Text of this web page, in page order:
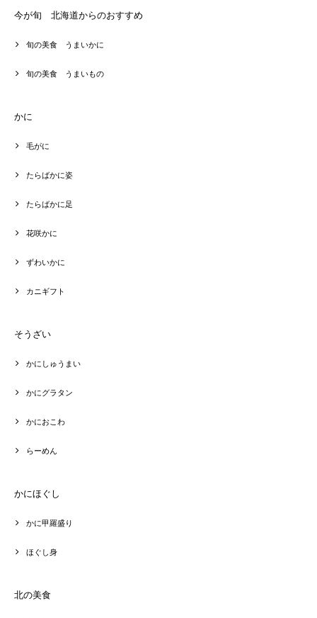
今が旬 北海道からのおすすめ
旬の美食 うまいかに
旬の美食 うまいもの
かに
毛がに
たらばかに姿
たらばかに足
花咲かに
ずわいかに
カニギフト
そうざい
かにしゅうまい
かにグラタン
かにおこわ
らーめん
かにほぐし
かに甲羅盛り
ほぐし身
北の美食